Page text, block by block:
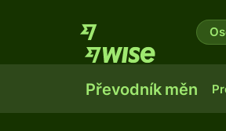
Převodník měn